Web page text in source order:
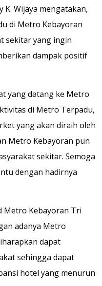
Wijaya mengatakan,
di Metro Kebayoran
sekitar yang ingin
dampak positif
yang datang ke Metro
di Metro Terpadu,
yang akan diraih oleh
Metro Kebayoran pun
sekitar. Semoga
dengan hadirnya
Metro Kebayoran Tri
adanya Metro
dapat
sehingga dapat
hotel yang menurun